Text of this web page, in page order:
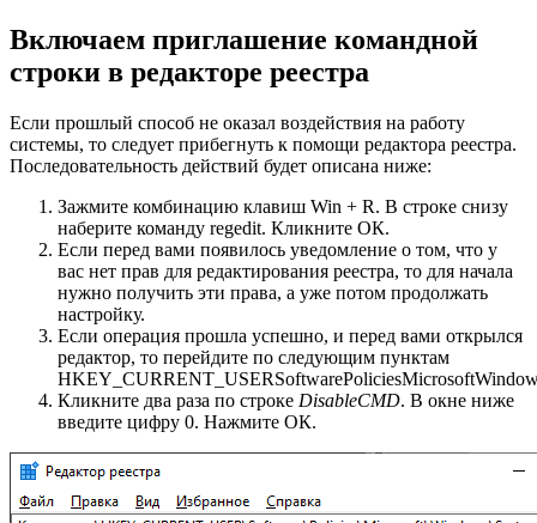
Включаем приглашение командной
строки в редакторе реестра
Если прошлый способ не оказал воздействия на работу
системы, то следует прибегнуть к помощи редактора реестра.
Последовательность действий будет описана ниже:
Зажмите комбинацию клавиш Win + R. В строке снизу
наберите команду regedit. Кликните ОК.
Если перед вами появилось уведомление о том, что у
вас нет прав для редактирования реестра, то для начала
нужно получить эти права, а уже потом продолжать
настройку.
Если операция прошла успешно, и перед вами открылся
редактор, то перейдите по следующим пунктам
Кликните два раза по строке DisableCMD. В окне ниже
введите цифру 0. Нажмите ОК.